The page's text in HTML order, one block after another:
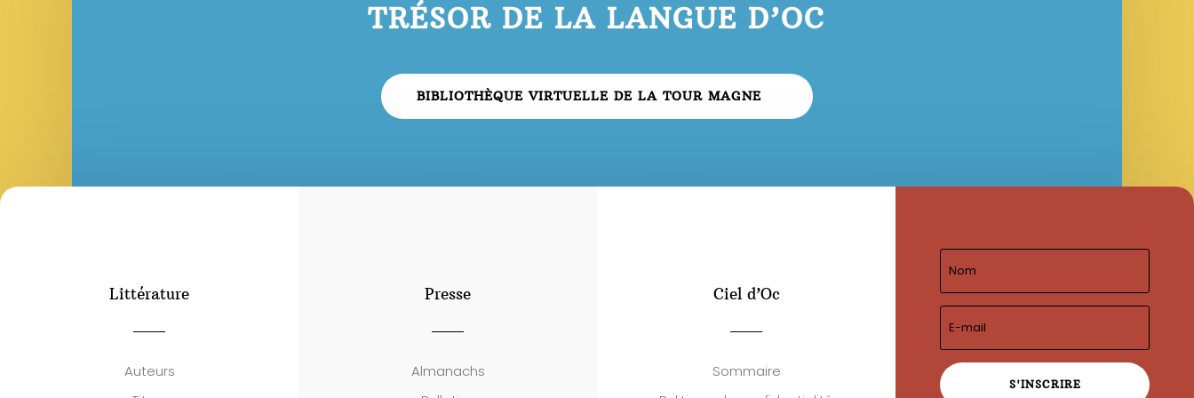
TRÉSOR DE LA LANGUE D’OC
BIBLIOTHÈQUE VIRTUELLE DE LA TOUR MAGNE
Littérature
Auteurs
Presse
Almanachs
Ciel d’Oc
Sommaire
S'INSCRIRE